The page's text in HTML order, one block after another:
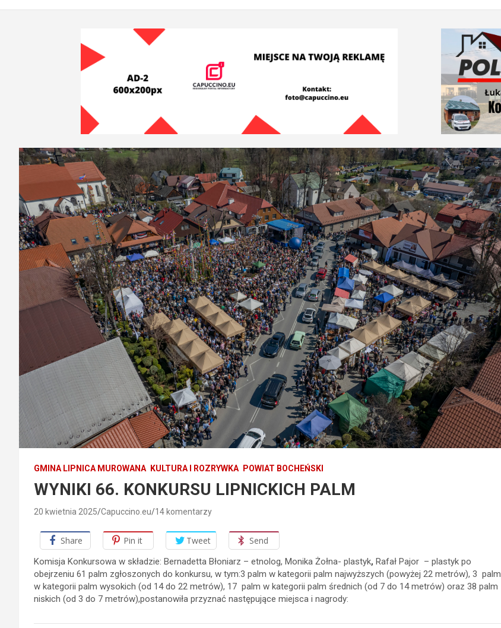
GMINA LIPNICA MUROWANA KULTURA I ROZRYWKA POWIAT BOCHEŃSKI
WYNIKI 66. KONKURSU LIPNICKICH PALM
20 kwietnia 2025 Capuccino.eu 14 komentarzy
Share Pin it Tweet Send
Komisja Konkursowa w składzie: Bernadetta Błoniarz – etnolog, Monika Żołna- plastyk, Rafał Pajor – plastyk po
obejrzeniu 61 palm zgłoszonych do konkursu, w tym:3 palm w kategorii palm najwyższych (powyżej 22 metrów), 3 palm
w kategorii palm wysokich (od 14 do 22 metrów), 17 palm w kategorii palm średnich (od 7 do 14 metrów) oraz 38 palm
niskich (od 3 do 7 metrów),postanowiła przyznać następujące miejsca i nagrody: